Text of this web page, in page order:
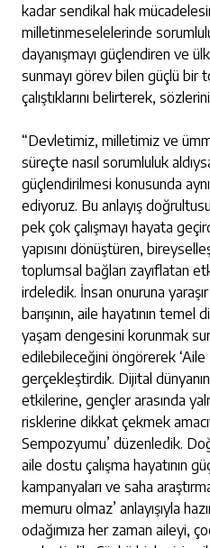
kadar sendikal hak
milletinmeselelerinde
dayanışmayı güçlendiren ve
sunmayı görev bilen güçlü bir
çalıştıklarını belirterek,
“Devletimiz, milletimiz ve
süreçte nasıl sorumluluk
güçlendirilmesi konusunda
ediyoruz. Bu anlayış
pek çok çalışmayı hayata
yapısını dönüştüren,
toplumsal bağları zayıflatan
irdeledik. İnsan onuruna yaraşır
barışının, aile hayatının
yaşam dengesini korunmak
edilebileceğini öngörerek ‘Aile
gerçekleştirdik. Dijital
etkilerine, gençler arasında
risklerine dikkat çekmek
Sempozyumu’ düzenledik.
aile dostu çalışma hayatının
kampanyaları ve saha
memuru olmaz’ anlayışıyla
odağımıza her zaman aileyi,